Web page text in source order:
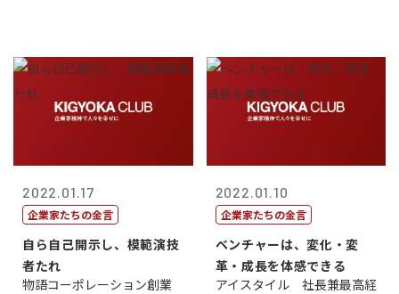
2022.01.17
企業家たちの金言
自ら自己開示し、模範演技
者たれ
物語コーポレーション創業
2022.01.10
企業家たちの金言
ベンチャーは、変化・変
革・成長を体感できる
アイスタイル 社長兼最高経